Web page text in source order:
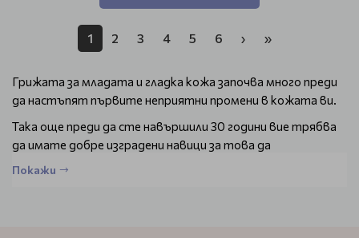
1 2 3 4 5 6 › »
Грижата за младата и гладка кожа започва много преди
да настъпят първите неприятни промени в кожата ви.
Така още преди да сте навършили 30 години вие трябва
да имате добре изградени навици за това да
поддържате кожата на лицето си отлично почистена и
Покажи